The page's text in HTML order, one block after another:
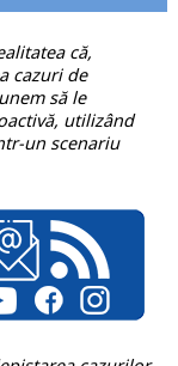
că,
cazuri de
să le
utilizând
un scenariu